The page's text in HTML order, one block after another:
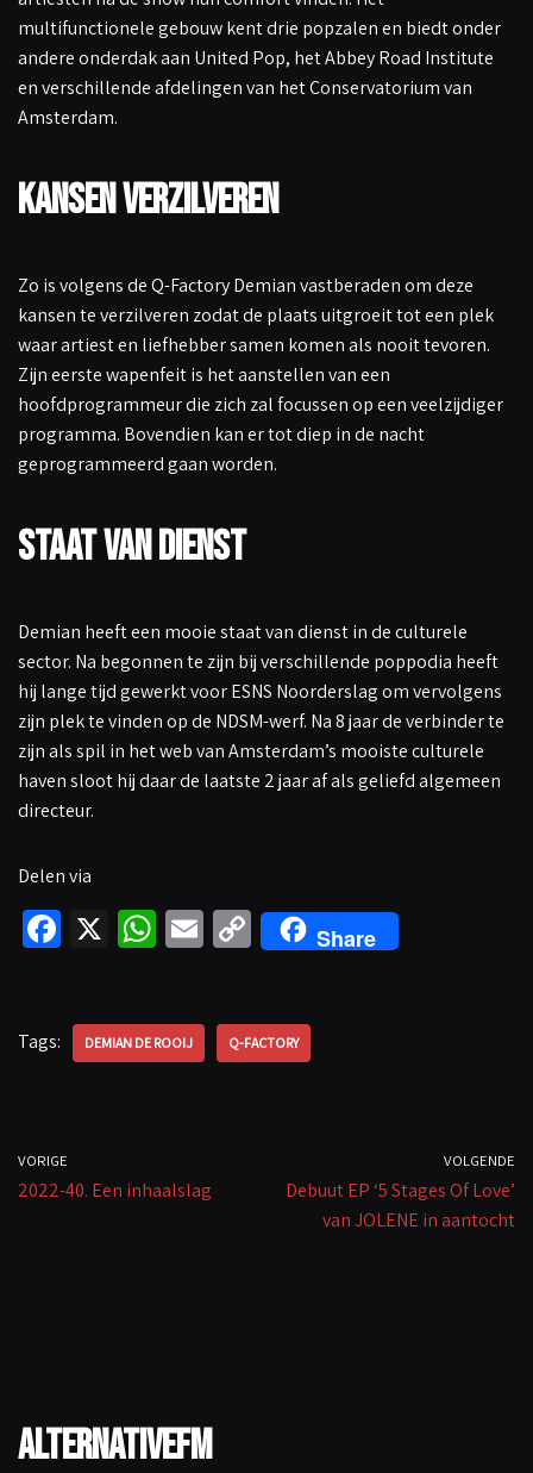
multifunctionele gebouw kent drie popzalen en biedt onder
andere onderdak aan United Pop, het Abbey Road Institute
en verschillende afdelingen van het Conservatorium van
Amsterdam.
Kansen verzilveren
Zo is volgens de Q-Factory Demian vastberaden om deze
kansen te verzilveren zodat de plaats uitgroeit tot een plek
waar artiest en liefhebber samen komen als nooit tevoren.
Zijn eerste wapenfeit is het aanstellen van een
hoofdprogrammeur die zich zal focussen op een veelzijdiger
programma. Bovendien kan er tot diep in de nacht
geprogrammeerd gaan worden.
Staat van Dienst
Demian heeft een mooie staat van dienst in de culturele
sector. Na begonnen te zijn bij verschillende poppodia heeft
hij lange tijd gewerkt voor ESNS Noorderslag om vervolgens
zijn plek te vinden op de NDSM-werf. Na 8 jaar de verbinder te
zijn als spil in het web van Amsterdam’s mooiste culturele
haven sloot hij daar de laatste 2 jaar af als geliefd algemeen
directeur.
Delen via
Fa
o
X W
sA
E C
o
y
Share
Tags: DEMIAN DE ROOIJ Q-FACTORY
VORIGE
2022-40. Een inhaalslag
VOLGENDE
Debuut EP ‘5 Stages Of Love’
van JOLENE in aantocht
AlternativeFM